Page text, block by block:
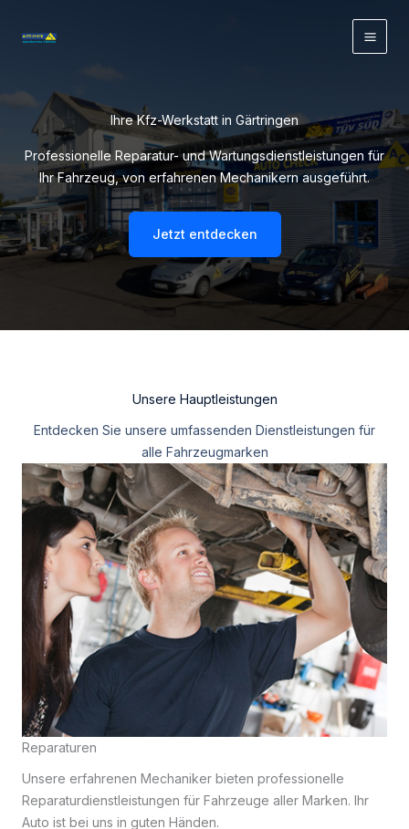
Inhalt
Ihre Kfz-Werkstatt in Gärtringen
Professionelle Reparatur- und Wartungsdienstleistungen für
Ihr Fahrzeug, von erfahrenen Mechanikern ausgeführt.
Jetzt entdecken
Unsere Hauptleistungen
Entdecken Sie unsere umfassenden Dienstleistungen für
alle Fahrzeugmarken
Reparaturen
Unsere erfahrenen Mechaniker bieten professionelle
Reparaturdienstleistungen für Fahrzeuge aller Marken. Ihr
Auto ist bei uns in guten Händen.